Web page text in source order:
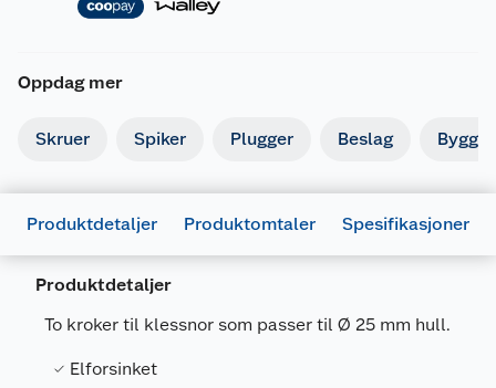
Oppdag mer
Skruer Spiker Plugger Beslag
Produktdetaljer Produktomtaler Spesifikasjoner
Produktdetaljer
To kroker til klessnor som passer til Ø 25 mm hull.
Elforsinket